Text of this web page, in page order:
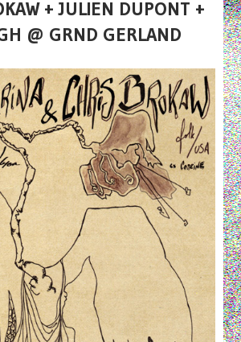
+ JULIEN DUPONT +
@ GRND GERLAND